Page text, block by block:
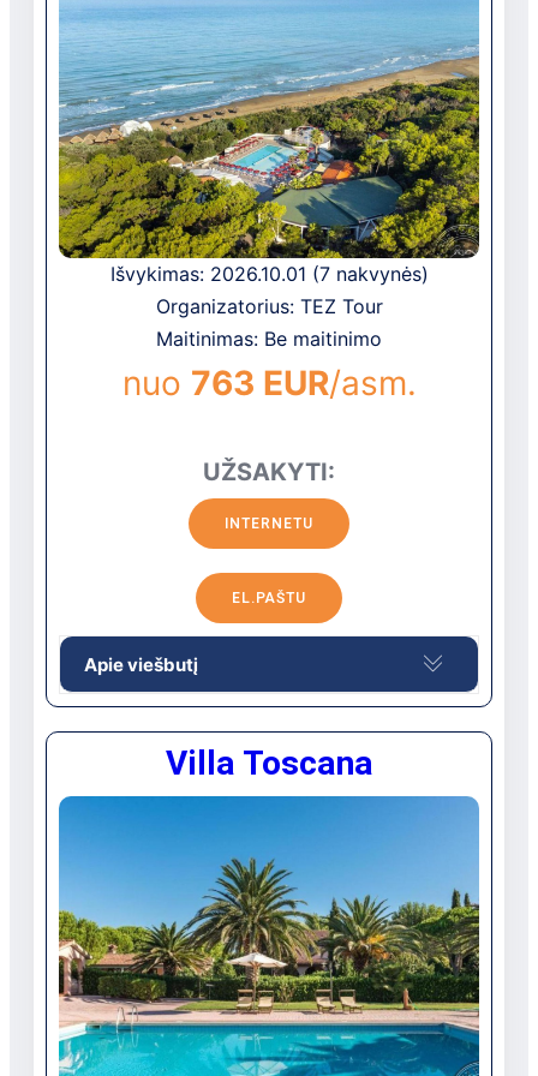
restoranai: 1
barai: 1
belaidis internetas nemokamai
automobilių stovėjimo aikštelė yra
(nesaugoma)
skalbykla už papildomą mokestį
Pramogos ir sportas
kosmetinės procedūros (pirties
procedūros) už papildomą mokestį
vandens sporto priemonės už
papildomą mokestį
masažas už papildomą mokestį
smėlio yra
paplūdimyje: skėčiai, gultai
nemokamai
nuosavas
Išvykimas: 2026.10.01 (7 nakvynės)
Organizatorius: TEZ Tour
Maitinimas: Be maitinimo
nuo 763 EUR/asm.
UŽSAKYTI:
INTERNETU
EL.PAŠTU
Apie viešbutį
Apie 85 km nuo Groseto oro uosto, ant
jūros kranto.
gultai yra
plaukų džiovintuvas: yra
oro kondicionierius: yra
terasa yra
virtuvė yra
Paplūdimys
Villa Toscana